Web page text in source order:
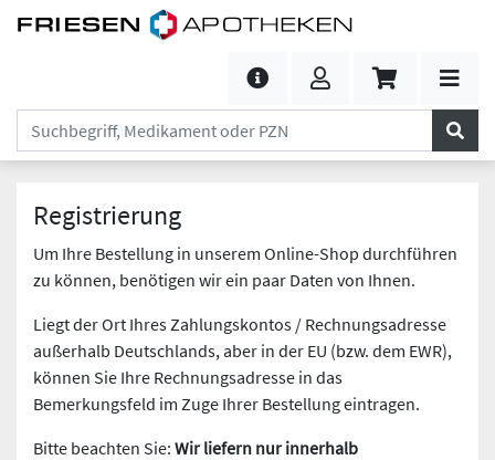
Registrierung
Um Ihre Bestellung in unserem Online-Shop durchführen
zu können, benötigen wir ein paar Daten von Ihnen.
Liegt der Ort Ihres Zahlungskontos / Rechnungsadresse
außerhalb Deutschlands, aber in der EU (bzw. dem EWR),
können Sie Ihre Rechnungsadresse in das
Bemerkungsfeld im Zuge Ihrer Bestellung eintragen.
Bitte beachten Sie: Wir liefern nur innerhalb